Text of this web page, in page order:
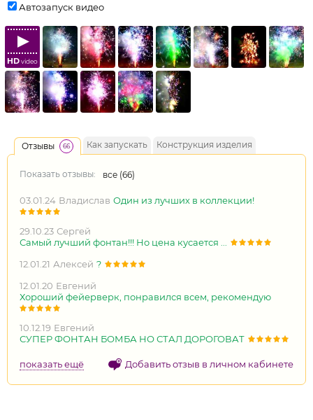
Автозапуск видео
HDvideo
Отзывы 66 Как запускать Конструкция изделия
Показать отзывы: все (66)
03.01.24 Владислав Один из лучших в коллекции!
29.10.23 Сергей
Самый лучший фонтан!!! Но цена кусается ...
12.01.21 Алексей ?
12.01.20 Евгений
Хороший фейерверк, понравился всем, рекомендую
10.12.19 Евгений
СУПЕР ФОНТАН БОМБА НО СТАЛ ДОРОГОВАТ
показать ещё Добавить отзыв в личном кабинете